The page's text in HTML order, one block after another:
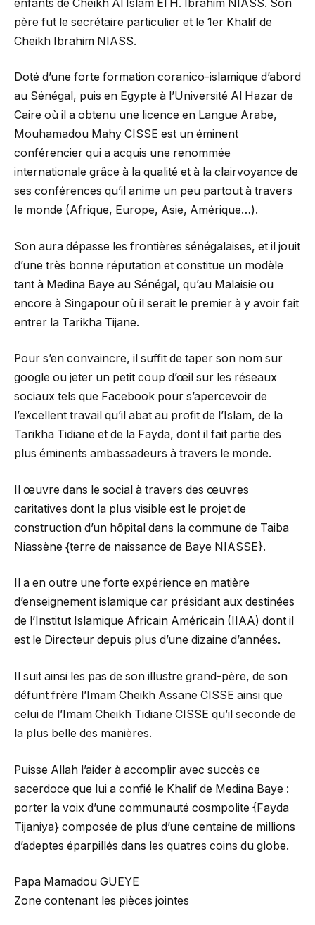
enfants de Cheikh Al Islam El H. Ibrahim NIASS. Son
père fut le secrétaire particulier et le 1er Khalif de
Cheikh Ibrahim NIASS.
Doté d’une forte formation coranico-islamique d’abord
au Sénégal, puis en Egypte à l’Université Al Hazar de
Caire où il a obtenu une licence en Langue Arabe,
Mouhamadou Mahy CISSE est un éminent
conférencier qui a acquis une renommée
internationale grâce à la qualité et à la clairvoyance de
ses conférences qu’il anime un peu partout à travers
le monde (Afrique, Europe, Asie, Amérique…).
Son aura dépasse les frontières sénégalaises, et il jouit
d’une très bonne réputation et constitue un modèle
tant à Medina Baye au Sénégal, qu’au Malaisie ou
encore à Singapour où il serait le premier à y avoir fait
entrer la Tarikha Tijane.
Pour s’en convaincre, il suffit de taper son nom sur
google ou jeter un petit coup d’œil sur les réseaux
sociaux tels que Facebook pour s’apercevoir de
l’excellent travail qu’il abat au profit de l’Islam, de la
Tarikha Tidiane et de la Fayda, dont il fait partie des
plus éminents ambassadeurs à travers le monde.
Il œuvre dans le social à travers des œuvres
caritatives dont la plus visible est le projet de
construction d’un hôpital dans la commune de Taiba
Niassène {terre de naissance de Baye NIASSE}.
Il a en outre une forte expérience en matière
d’enseignement islamique car présidant aux destinées
de l’Institut Islamique Africain Américain (IIAA) dont il
est le Directeur depuis plus d’une dizaine d’années.
Il suit ainsi les pas de son illustre grand-père, de son
défunt frère l’Imam Cheikh Assane CISSE ainsi que
celui de l’Imam Cheikh Tidiane CISSE qu’il seconde de
la plus belle des manières.
Puisse Allah l’aider à accomplir avec succès ce
sacerdoce que lui a confié le Khalif de Medina Baye :
porter la voix d’une communauté cosmpolite {Fayda
Tijaniya} composée de plus d’une centaine de millions
d’adeptes éparpillés dans les quatres coins du globe.
Papa Mamadou GUEYE
Zone contenant les pièces jointes